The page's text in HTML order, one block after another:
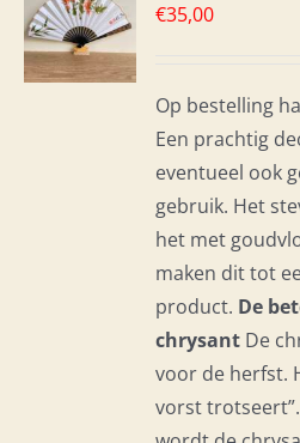
€35,00
Op bestelling
Een prachtig
eventueel ook
gebruik. Het
het met
maken dit tot
product. De
chrysant De
voor de herfst.
vorst